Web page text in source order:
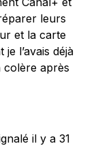
leurs
et la carte
l’avais déjà
colère après
il y a 31